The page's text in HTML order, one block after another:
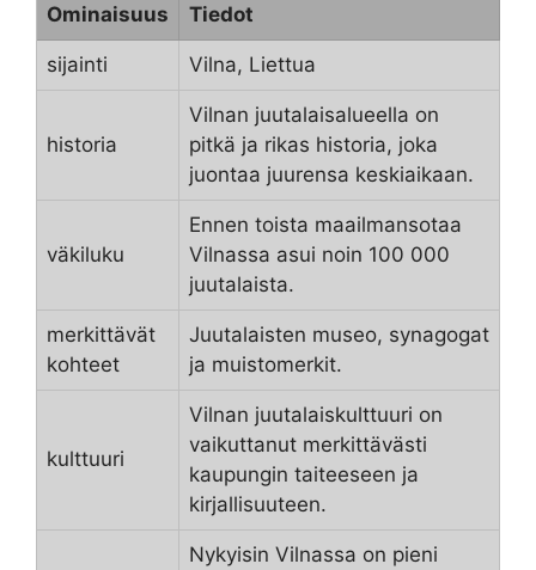
Ominaisuus Tiedot
sijainti Vilna, Liettua
historia
Vilnan juutalaisalueella on
pitkä ja rikas historia, joka
juontaa juurensa keskiaikaan.
väkiluku
Ennen toista maailmansotaa
Vilnassa asui noin 100 000
juutalaista.
merkittävät
kohteet
Juutalaisten museo, synagogat
ja muistomerkit.
kulttuuri
Vilnan juutalaiskulttuuri on
vaikuttanut merkittävästi
kaupungin taiteeseen ja
kirjallisuuteen.
Nykyisin Vilnassa on pieni